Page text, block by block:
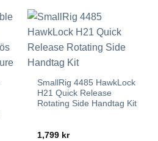
alternativen
kan
väljas
på
SmallRig 4485 HawkLock
H21 Quick Release
Rotating Side Handtag Kit
1,799 kr